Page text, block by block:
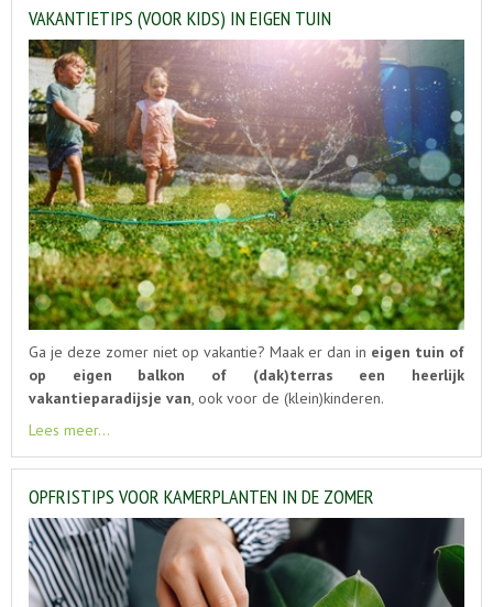
VAKANTIETIPS (VOOR KIDS) IN EIGEN TUIN
Ga je deze zomer niet op vakantie? Maak er dan in eigen tuin of
op eigen balkon of (dak)terras een heerlijk
vakantieparadijsje van, ook voor de (klein)kinderen.
Lees meer...
OPFRISTIPS VOOR KAMERPLANTEN IN DE ZOMER